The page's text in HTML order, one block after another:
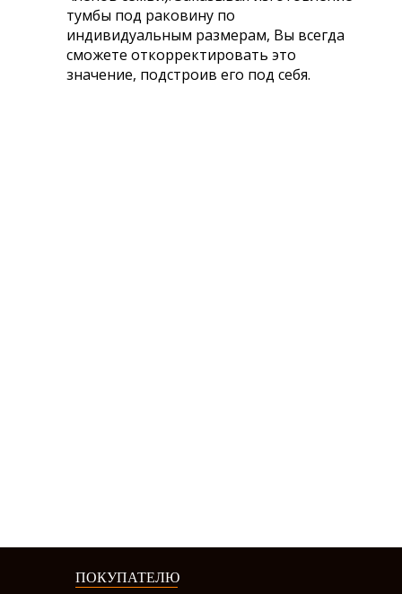
тумбы под раковину по
индивидуальным размерам, Вы всегда
сможете откорректировать это
значение, подстроив его под себя.
ПОКУПАТЕЛЮ